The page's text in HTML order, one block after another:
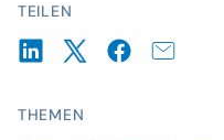
TEILEN
THEMEN